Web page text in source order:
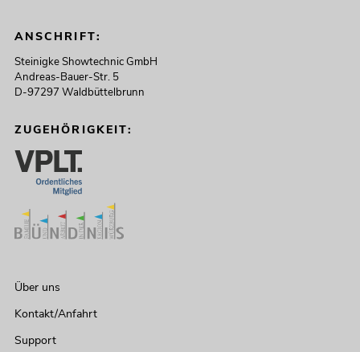
ANSCHRIFT:
Steinigke Showtechnic GmbH
Andreas-Bauer-Str. 5
D-97297 Waldbüttelbrunn
ZUGEHÖRIGKEIT:
Über uns
Kontakt/Anfahrt
Support